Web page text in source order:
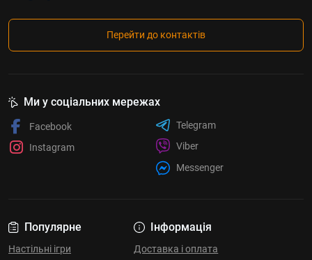
Перейти до контактів
Популярне
Настільні ігри
Інформація
Доставка і оплата
Ми у соціальних мережах
Facebook
Instagram
Telegram
Viber
Messenger